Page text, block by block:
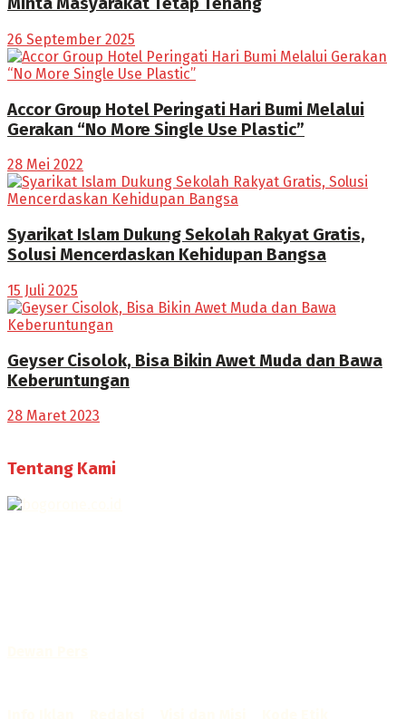
26 September 2025
Accor Group Hotel Peringati Hari Bumi Melalui
Gerakan “No More Single Use Plastic”
28 Mei 2022
Syarikat Islam Dukung Sekolah Rakyat Gratis,
Solusi Mencerdaskan Kehidupan Bangsa
15 Juli 2025
Geyser Cisolok, Bisa Bikin Awet Muda dan Bawa
Keberuntungan
28 Maret 2023
Tentang Kami